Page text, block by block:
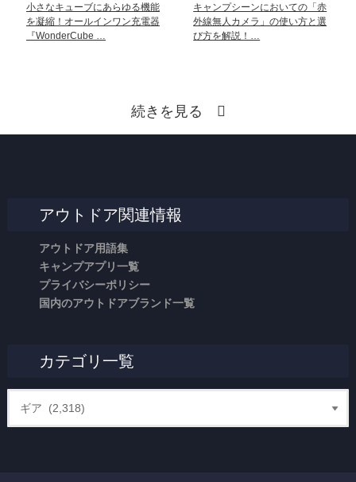
小さなキューブにあらゆる機能
を凝縮！オールインワン充電器
『WonderCube …
キャンプシーンにおいての「赤
外線無人カメラ」の使い方と選
び方を解説！…
続きを見る
アウトドア関連情報
アウトドア用語集
キャンプアプリ一覧
プライバシーポリシー
国内のアウトドアブランド一覧
カテゴリ一覧